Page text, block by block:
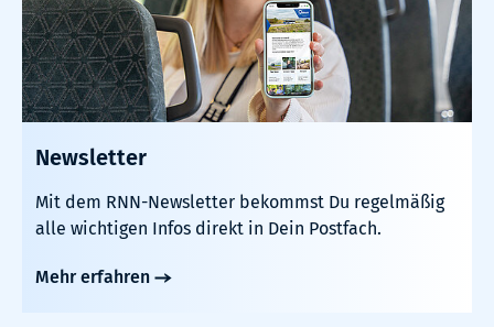
Newsletter
Mit dem RNN-Newsletter bekommst Du regelmäßig
alle wichtigen Infos direkt in Dein Postfach.
Mehr erfahren